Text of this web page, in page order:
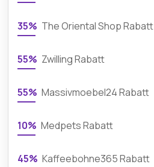
35% The Oriental Shop Rabatt
55% Zwilling Rabatt
55% Massivmoebel24 Rabatt
10% Medpets Rabatt
45% Kaffeebohne365 Rabatt